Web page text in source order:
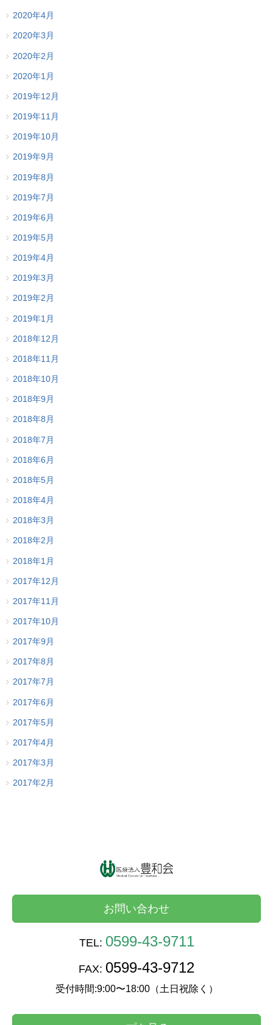
2020年4月
2020年3月
2020年2月
2020年1月
2019年12月
2019年11月
2019年10月
2019年9月
2019年8月
2019年7月
2019年6月
2019年5月
2019年4月
2019年3月
2019年2月
2019年1月
2018年12月
2018年11月
2018年10月
2018年9月
2018年8月
2018年7月
2018年6月
2018年5月
2018年4月
2018年3月
2018年2月
2018年1月
2017年12月
2017年11月
2017年10月
2017年9月
2017年8月
2017年7月
2017年6月
2017年5月
2017年4月
2017年3月
2017年2月
お問い合わせ
TEL: 0599-43-9711
FAX: 0599-43-9712
受付時間:9:00〜18:00（土日祝除く）